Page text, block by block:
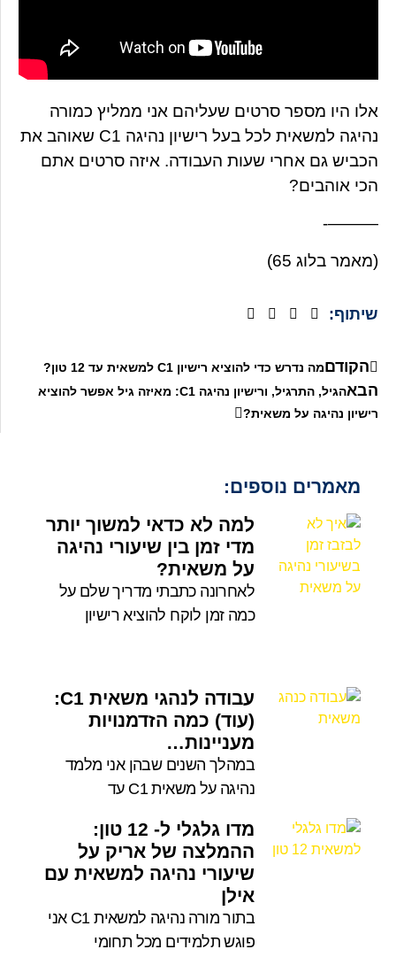
אלו היו מספר סרטים שעליהם אני ממליץ כמורה
נהיגה למשאית לכל בעל רישיון נהיגה C1 שאוהב את
הכביש גם אחרי שעות העבודה. איזה סרטים אתם
הכי אוהבים?
———-
(מאמר בלוג 65)
שיתוף:
הקודםמה נדרש כדי להוציא רישיון C1 למשאית עד 12 טון?
הבא
הגיל, התרגיל, ורישיון נהיגה C1: מאיזה גיל אפשר להוציא
רישיון נהיגה על משאית?
מאמרים נוספים:
למה לא כדאי למשוך יותר
מדי זמן בין שיעורי נהיגה
על משאית?
לאחרונה כתבתי מדריך שלם על
כמה זמן לוקח להוציא רישיון
עבודה לנהגי משאית C1:
(עוד) כמה הזדמנויות
מעניינות…
במהלך השנים שבהן אני מלמד
נהיגה על משאית C1 עד
מדו גלגלי ל- 12 טון:
ההמלצה של אריק על
שיעורי נהיגה למשאית עם
אילן
בתור מורה נהיגה למשאית C1 אני
פוגש תלמידים מכל תחומי